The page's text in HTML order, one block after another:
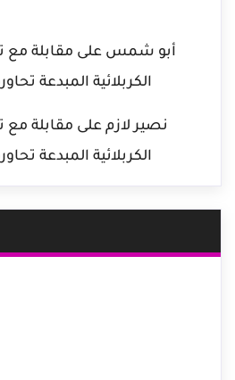
أبو شمس على مقابلة مع
الكربلائية المبدعة
نصير لازم على مقابلة مع
الكربلائية المبدعة